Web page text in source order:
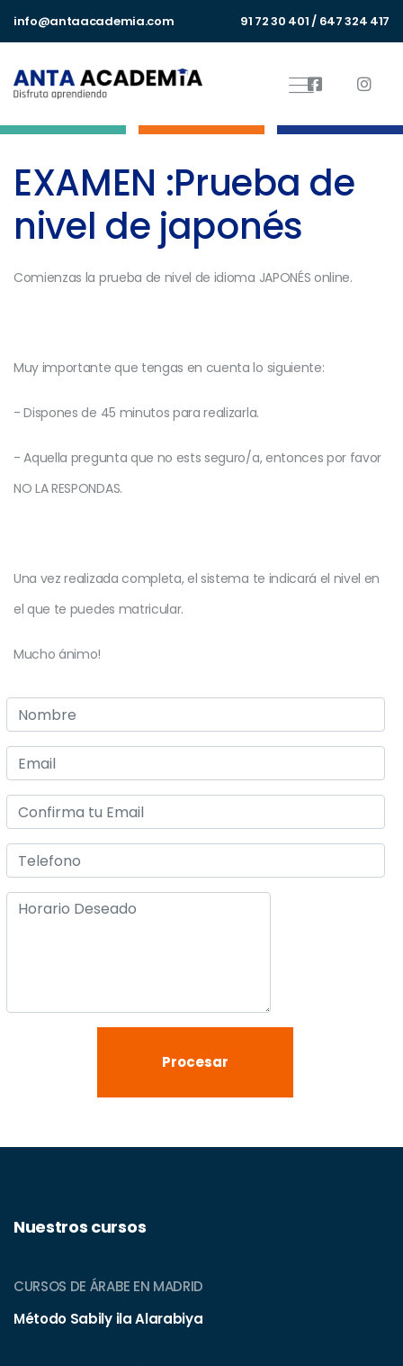
info@antaacademia.com 91 72 30 401 / 647 324 417
EXAMEN :Prueba de
nivel de japonés
Comienzas la prueba de nivel de idioma JAPONÉS online.
Muy importante que tengas en cuenta lo siguiente:
- Dispones de 45 minutos para realizarla.
- Aquella pregunta que no ests seguro/a, entonces por favor
NO LA RESPONDAS.
Una vez realizada completa, el sistema te indicará el nivel en
el que te puedes matricular.
Mucho ánimo!
Nuestros cursos
CURSOS DE ÁRABE EN MADRID
Método Sabily ila Alarabiya